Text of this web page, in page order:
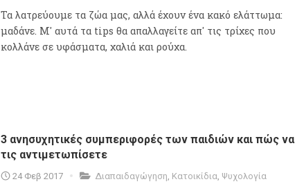
Τα λατρεύουμε τα ζώα μας, αλλά έχουν ένα κακό ελάττωμα:
μαδάνε. Μ' αυτά τα tips θα απαλλαγείτε απ' τις τρίχες που
κολλάνε σε υφάσματα, χαλιά και ρούχα.
3 ανησυχητικές συμπεριφορές των παιδιών και πώς να
τις αντιμετωπίσετε
24 Φεβ 2017 Διαπαιδαγώγηση Κατοικίδια Ψυχολογία